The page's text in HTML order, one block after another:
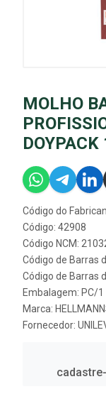
MOLHO
Código do
Código: 42908
Código NCM:
Código de Barras
Código de Barras
Embalagem: PC/1
Marca:
Fornecedor: